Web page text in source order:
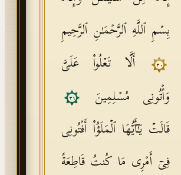
بِسۡمِ ٱللَّهِ ٱلرَّحۡمَـٰنِ ٱلرَّحِیمِ
٣٠
أَلَّا تَعۡلُوا۟ عَلَیَّ
وَأۡتُونِی مُسۡلِمِینَ
٣١
قَالَتۡ یَـٰۤأَیُّهَا ٱلۡمَلَؤُا۟ أَفۡتُونِی
فِیۤ أَمۡرِی مَا كُنتُ قَاطِعَةً